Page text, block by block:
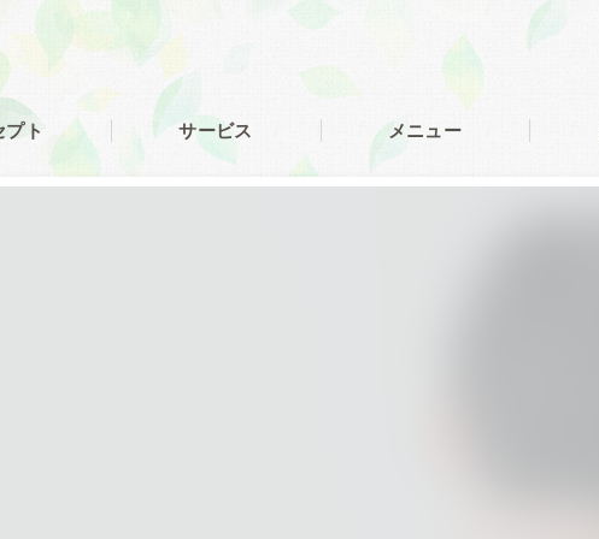
プト サービス メニュー